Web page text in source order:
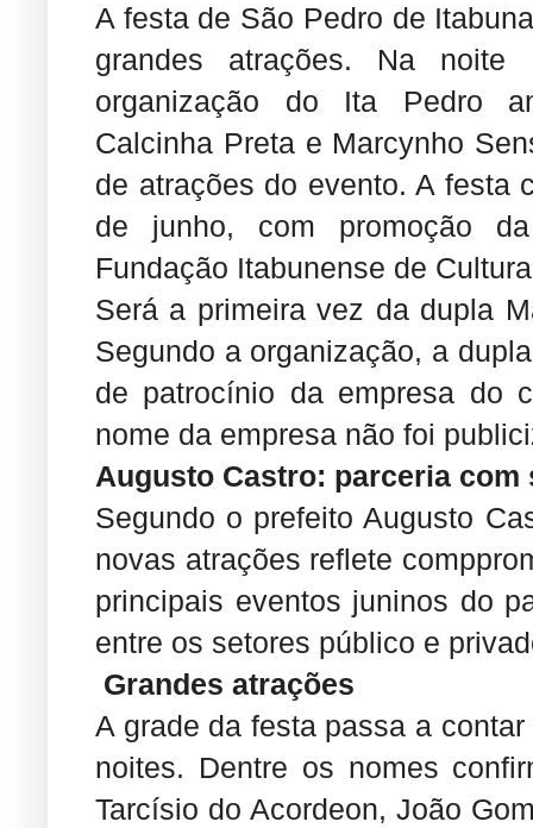
A festa de São Pedro de
grandes atrações. Na noite
organização do Ita Pedro
Calcinha Preta e Marcynho
de atrações do evento. A festa
de junho, com promoção
Fundação Itabunense de
Será a primeira vez da dupla
Segundo a organização, a
de patrocínio da empresa do
nome da empresa não foi
Augusto Castro: parceria com
Segundo o prefeito Augusto
novas atrações reflete
principais eventos juninos do
entre os setores público e
Grandes atrações
A grade da festa passa a
noites. Dentre os nomes
Tarcísio do Acordeon, João